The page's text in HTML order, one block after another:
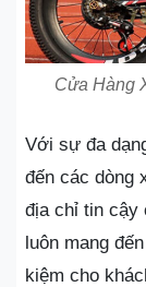
Cửa Hàng
Với sự đa
đến các dòng
địa chỉ tin cậy
luôn mang
kiệm cho